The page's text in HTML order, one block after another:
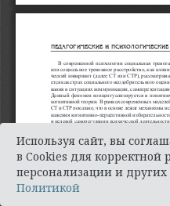
Используя сайт, вы
в Cookies для корректной
персонализации и
Политикой